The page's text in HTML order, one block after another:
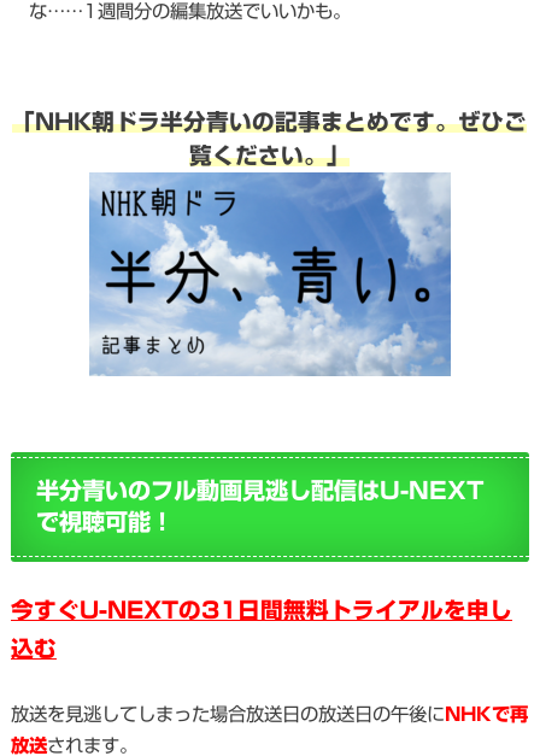
な……1週間分の編集放送でいいかも。
「NHK朝ドラ半分青いの記事まとめです。ぜひご
覧ください。」
半分青いのフル動画見逃し配信はU-NEXT
で視聴可能！
今すぐU-NEXTの31日間無料トライアルを申し
込む
放送を見逃してしまった場合放送日の放送日の午後に NHKで再
放送されます。